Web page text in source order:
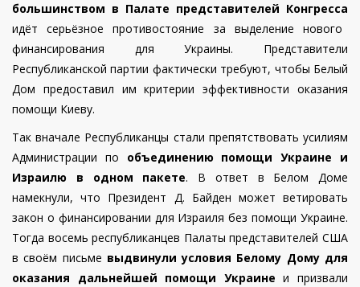
большинством в Палате представителей Конгресса
идёт серьёзное противостояние за выделение нового
финансирования для Украины. Представители
Республиканской партии фактически требуют, чтобы Белый
Дом предоставил им критерии эффективности оказания
помощи Киеву.
Так вначале Республиканцы стали препятствовать усилиям
Администрации по объединению помощи Украине и
Израилю в одном пакете. В ответ в Белом Доме
намекнули, что Президент Д. Байден может ветировать
закон о финансировании для Израиля без помощи Украине.
Тогда восемь республиканцев Палаты представителей США
в своём письме выдвинули условия Белому Дому для
оказания дальнейшей помощи Украине и призвали